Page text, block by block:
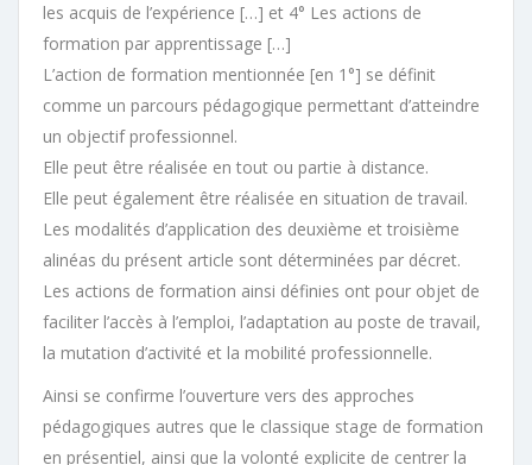
les acquis de l’expérience […] et 4° Les actions de
formation par apprentissage […]
L’action de formation mentionnée [en 1°] se définit
comme un parcours pédagogique permettant d’atteindre
un objectif professionnel.
Elle peut être réalisée en tout ou partie à distance.
Elle peut également être réalisée en situation de travail.
Les modalités d’application des deuxième et troisième
alinéas du présent article sont déterminées par décret.
Les actions de formation ainsi définies ont pour objet de
faciliter l’accès à l’emploi, l’adaptation au poste de travail,
la mutation d’activité et la mobilité professionnelle.
Ainsi se confirme l’ouverture vers des approches
pédagogiques autres que le classique stage de formation
en présentiel, ainsi que la volonté explicite de centrer la